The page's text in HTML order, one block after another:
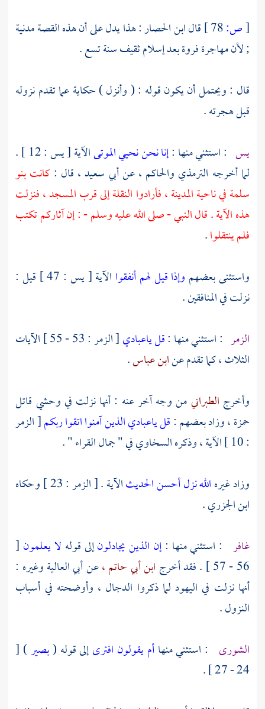
[ص: قالابن الحصار: هذا يدل على أن هذه القصة مدنية
; لأن مهاجرة فروة بعد إسلامثقيفسنة تسع .
قال : ويحتمل أن يكون قوله : ( وأنزل ) حكاية عما تقدم نزوله
قبل هجرته .
يس : استثني منها :إنا نحن نحيي الموتى
الآية [ يس : 12 ] .
لما أخرجه الترمذي والحاكم ،عنأبي سعيد، قال : كانتبنو
سلمةفي ناحيةالمدينة، فأرادوا النقلة إلى قرب المسجد ، فنزلت
هذه الآية . قال النبي - صلى الله عليه وسلم - : إن آثاركم تكتب
فلم ينتقلوا.
واستثنى بعضهم وإذا قيل لهم أنفقوا
الآية [ يس : 47 ] قيل :
نزلت في المنافقين .
الزمر : استثني منها :قل ياعبادي
[ الزمر : 53 - 55 ] الآيات
الثلاث ، كما تقدم عنابن عباس.
وأخرج الطبرانيمن وجه آخر عنه : أنها نزلت فيوحشي قاتل
حمزة ،وزاد بعضهم :قل ياعبادي الذين آمنوا اتقوا ربكم[ الزمر
: 10 ] الآية ، وذكره
السخاويفي " جمال القراء " .
وزاد غيرهالله نزل أحسن الحديثالآية . [ الزمر : 23 ] وحكاه
ابن الجزري.
غافر : استثني منها :إن الذين يجادلونإلى قوله لا يعلمون [
56 - 57 ] . فقد أخرج
ابن أبي حاتم ،عنأبي العاليةوغيره :
أنها نزلت في اليهود لما ذكروا الدجال ، وأوضحته في أسباب
النزول .
الشورى : استثني منهاأم يقولون افترىإلى قوله (بصير) [
24 - 27 ] .